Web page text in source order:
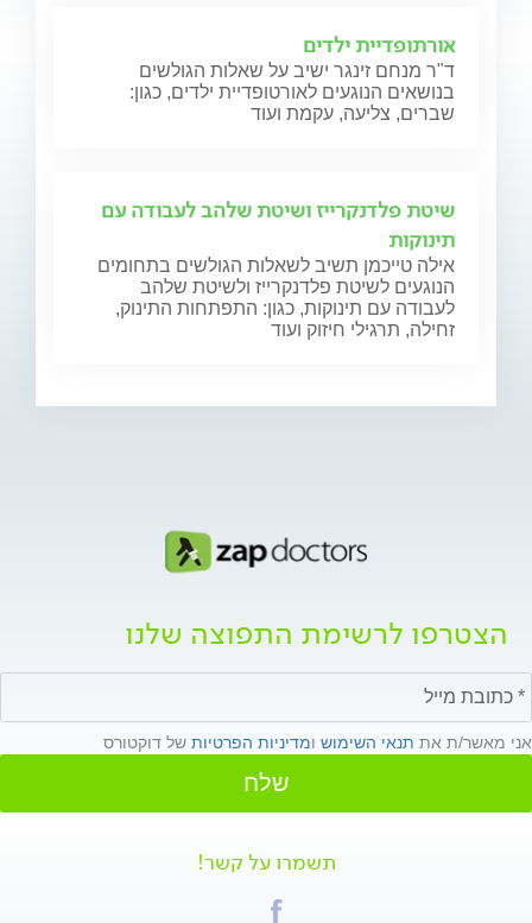
אורתופדיית ילדים
ד"ר מנחם זינגר ישיב על שאלות הגולשים
בנושאים הנוגעים לאורטופדיית ילדים, כגון:
שברים, צליעה, עקמת ועוד
שיטת פלדנקרייז ושיטת שלהב לעבודה עם
תינוקות
אילה טייכמן תשיב לשאלות הגולשים בתחומים
הנוגעים לשיטת פלדנקרייז ולשיטת שלהב
לעבודה עם תינוקות, כגון: התפתחות התינוק,
זחילה, תרגילי חיזוק ועוד
הצטרפו לרשימת התפוצה שלנו
אני מאשר/ת את תנאי השימוש ומדיניות הפרטיות של דוקטורס
שלח
תשמרו על קשר!